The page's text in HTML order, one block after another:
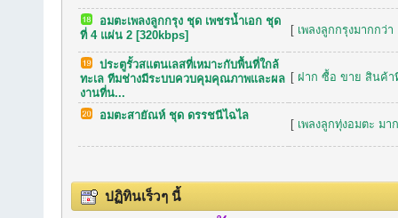
อมตะเพลงลูกกรุง ชุด เพชรน้ำเอก ชุด
ที่ 4 แผ่น 2 [320kbps]
[ เพลงลูกกรุงมากกว่
ประตูรั้วสแตนเลสที่เหมาะกับพื้นที่ใกล้
ทะเล ทีมช่างมีระบบควบคุมคุณภาพและผล
งานที่น...
[ ฝาก ซื้อ ขาย สินค้า
อมตะสายัณห์ ชุด ดรรชนีไฉไล
[ เพลงลูกทุ่งอมตะ มา
ปฏิทินเร็วๆ นี้